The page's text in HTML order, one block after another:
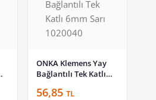
ONKA Klemens Yay
Bağlantılı Tek Katlı
56,85 TL